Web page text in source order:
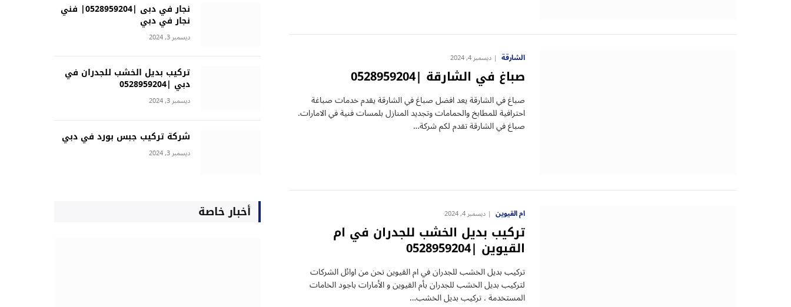
الشارقة ديسمبر 4, 2024
صباغ في الشارقة |0528959204
صباغ في الشارقة يعد افضل صباغ في الشارقة يقدم خدمات صباغة
احترافية للمطابخ والحمامات وتجديد المنازل بلمسات فنية في الامارات.
صباغ في الشارقة تقدم لكم شركة…
ام القيوين ديسمبر 4, 2024
تركيب بديل الخشب للجدران في ام
القيوين |0528959204
تركيب بديل الخشب للجدران في ام القيوين نحن من اوائل الشركات
لتركيب بديل الخشب للجدران بأم القيوين و الأمارات باجود الخامات
المستخدمة . تركيب بديل الخشب…
نجار في دبى |0528959204| فني
نجار في دبي
ديسمبر 3, 2024
تركيب بديل الخشب للجدران في
دبي |0528959204
ديسمبر 3, 2024
شركة تركيب جبس بورد في دبي
ديسمبر 3, 2024
أخبار خاصة